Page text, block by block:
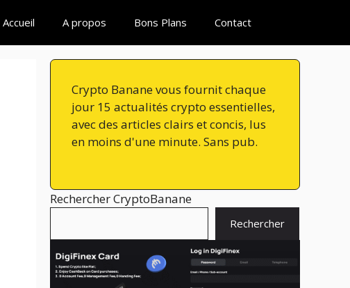
Accueil A propos Bons Plans Contact
Crypto Banane vous fournit chaque
jour 15 actualités crypto essentielles,
avec des articles clairs et concis, lus
en moins d'une minute. Sans pub.
Rechercher CryptoBanane
Rechercher